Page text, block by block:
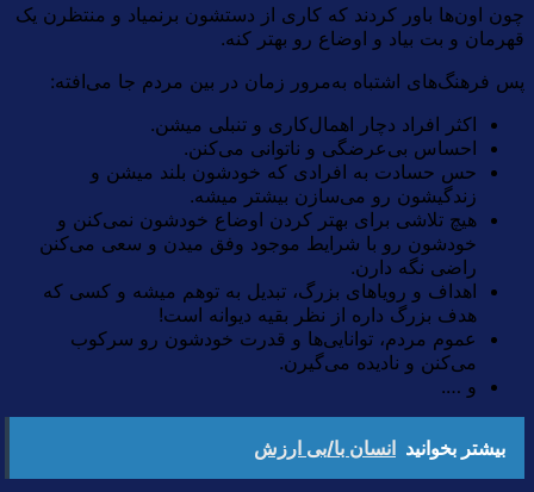
چون اون‌ها باور کردند که کاری از دستشون برنمیاد و منتظرن یک
قهرمان و بت بیاد و اوضاع رو بهتر کنه.
پس فرهنگ‌های اشتباه به‌مرور زمان در بین مردم جا می‌افته:
اکثر افراد دچار اهمال‌کاری و تنبلی میشن.
احساس بی‌عرضگی و ناتوانی می‌کنن.
حس حسادت به افرادی که خودشون بلند میشن و
زندگیشون رو می‌سازن بیشتر میشه.
هیچ تلاشی برای بهتر کردن اوضاع خودشون نمی‌کنن و
خودشون رو با شرایط موجود وفق میدن و سعی می‌کنن
راضی نگه دارن.
اهداف و رویاهای بزرگ، تبدیل به توهم میشه و کسی که
هدف بزرگ داره از نظر بقیه دیوانه است!
عموم مردم، توانایی‌ها و قدرت خودشون رو سرکوب
می‌کنن و نادیده می‌گیرن.
و ….
بیشتر بخوانید انسان با/بی ارزش